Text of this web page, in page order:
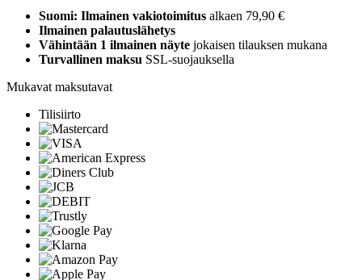
Suomi: Ilmainen vakiotoimitus alkaen 79,90 €
Ilmainen palautuslähetys
Vähintään 1 ilmainen näyte jokaisen tilauksen mukana
Turvallinen maksu SSL-suojauksella
Mukavat maksutavat
Tilisiirto